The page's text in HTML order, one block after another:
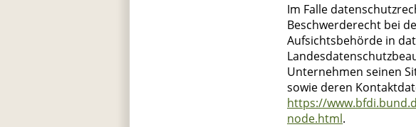
Im Falle
Beschwerderecht bei
Aufsichtsbehörde in
Unternehmen seinen
sowie deren
https://
node.html.